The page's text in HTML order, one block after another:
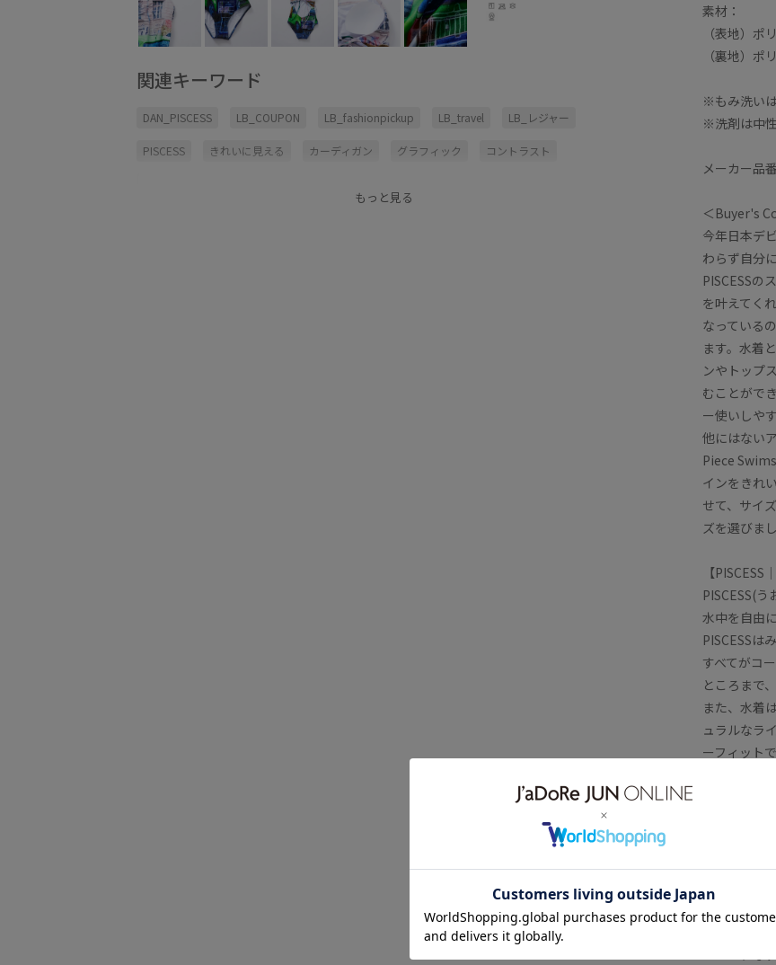
関連キーワード
DAN_PISCESS LB_COUPON LB_fashionpickup LB_travel LB_レジャー
PISCESS きれいに見える カーディガン グラフィック コントラスト
もっと見る
素材：
（表地）
（裏地）
※もみ洗い
※洗剤は中
メーカー品
＜Buyer's
今年日本デ
わらず自分
PISCESSの
を叶えてく
なっている
ます。水着
ンやトップ
むことがで
ー使いしや
他にはない
Piece
インをきれ
せて、サイ
ズを選びま
【PISCESS
PISCESS(
水中を自由
PISCESSは
すべてがコ
ところまで
また、水着
ュラルなラ
ーフィット
●Unique
ユニーク
反対方向
ンを得た
新しいコレ
段着の調和
ユニーク